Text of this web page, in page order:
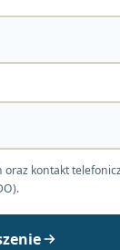
kontakt